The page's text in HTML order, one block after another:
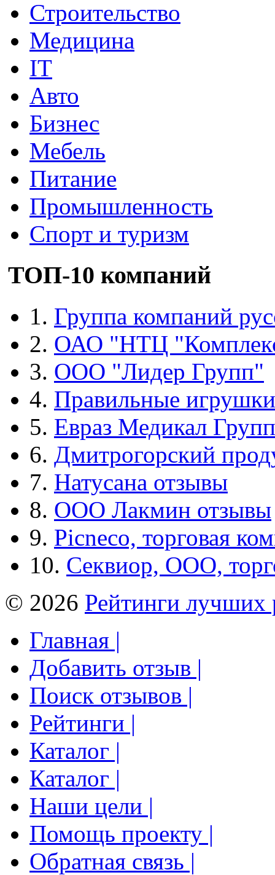
Строительство
Медицина
IT
Авто
Бизнес
Мебель
Питание
Промышленность
Спорт и туризм
ТОП-10 компаний
1. Группа компаний
2. ОАО "НТЦ
3. ООО "Лидер Групп"
4. Правильные игрушки
5. Евраз Медикал Групп
6. Дмитрогорский
7. Натусана отзывы
8. ООО Лакмин отзывы
9. Picneco, торговая
10. Секвиор, ООО,
© 2026 Рейтинги лучших
Главная |
Добавить отзыв |
Поиск отзывов |
Рейтинги |
Каталог |
Каталог |
Наши цели |
Помощь проекту |
Обратная связь |